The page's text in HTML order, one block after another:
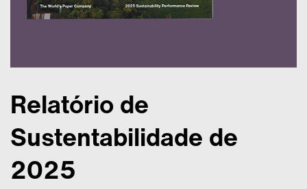
Relatório de
Sustentabilidade de
2025